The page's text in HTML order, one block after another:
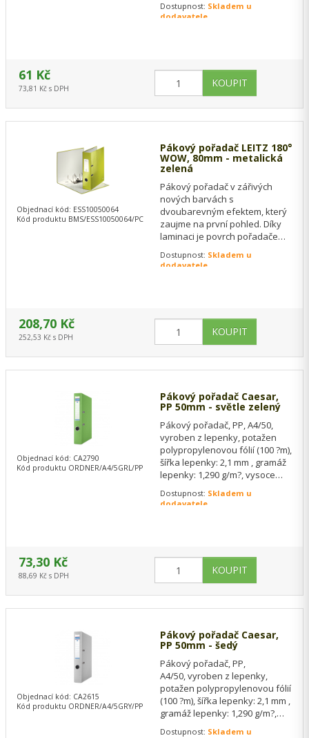
kvalitní páková…
Dostupnost: Skladem u
dodavatele
61 Kč
73,81 Kč s DPH
Pákový pořadač LEITZ 180°
WOW, 80mm - metalická
zelená
Pákový pořadač v zářivých
nových barvách s
dvoubarevným efektem, který
zaujme na první pohled. Díky
laminaci je povrch pořadače
Dostupnost: Skladem u
dodavatele
Objednací kód: ESS10050064
Kód produktu BMS/ESS10050064/PC
208,70 Kč
252,53 Kč s DPH
Pákový pořadač Caesar,
PP 50mm - světle zelený
Pákový pořadač, PP, A4/50,
vyroben z lepenky, potažen
polypropylenovou fólií (100 ?m),
šířka lepenky: 2,1 mm , gramáž
lepenky: 1,290 g/m?, vysoce
Dostupnost: Skladem u
dodavatele
Objednací kód: CA2790
Kód produktu ORDNER/A4/5GRL/PP
73,30 Kč
88,69 Kč s DPH
Pákový pořadač Caesar,
PP 50mm - šedý
Pákový pořadač, PP,
A4/50, vyroben z lepenky,
potažen polypropylenovou fólií
(100 ?m), šířka lepenky: 2,1 mm ,
gramáž lepenky: 1,290 g/m?,
Dostupnost: Skladem u
Objednací kód: CA2615
Kód produktu ORDNER/A4/5GRY/PP